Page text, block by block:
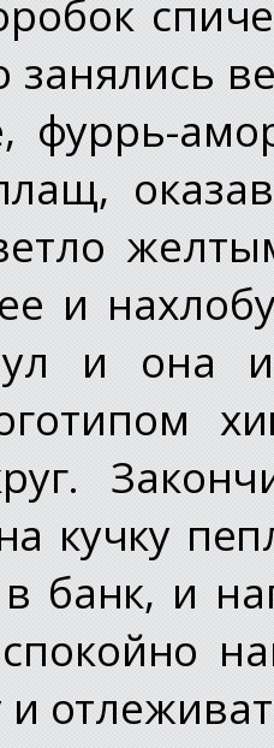
занялись
фуррь-
и
и она
кучку
банк, и
и